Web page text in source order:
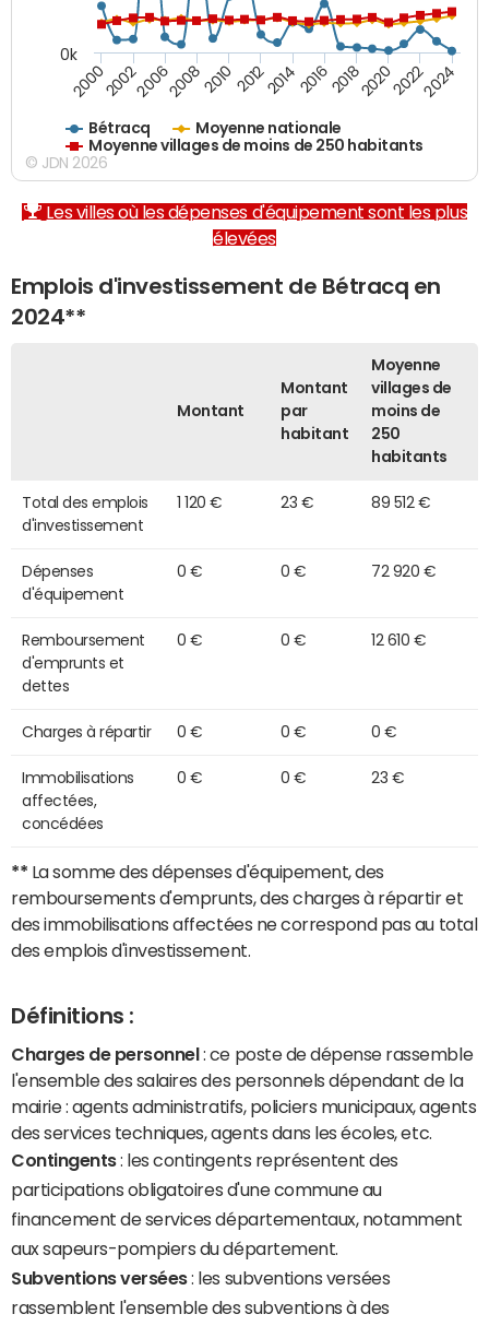
Bétracq
Moyenne nationale
Moyenne villages de moins de 250 habitants
20002002200620082010 2012201420162018202020222024
0k
© JDN 2026
Les villes où les dépenses d'équipement sont les plus
élevées
Emplois d'investissement de Bétracq en
2024**
Montant
Montant
par
habitant
Moyenne
villages de
moins de
250
habitants
Total des emplois
d'investissement
1 120 € 23 € 89 512 €
Dépenses
d'équipement
0 € 0 € 72 920 €
Remboursement
d'emprunts et
dettes
0 € 0 € 12 610 €
Charges à répartir 0 € 0 € 0 €
Immobilisations
affectées,
concédées
0 € 0 € 23 €
** La somme des dépenses d'équipement, des
remboursements d'emprunts, des charges à répartir et
des immobilisations affectées ne correspond pas au total
des emplois d'investissement.
Définitions :
Charges de personnel : ce poste de dépense rassemble
l'ensemble des salaires des personnels dépendant de la
mairie : agents administratifs, policiers municipaux, agents
des services techniques, agents dans les écoles, etc.
Contingents: les contingents représentent des
participations obligatoires d'une commune au
financement de services départementaux, notamment
aux sapeurs-pompiers du département.
Subventions versées: les subventions versées
rassemblent l'ensemble des subventions à des